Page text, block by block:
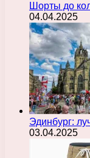
Шорты до
04.04.2025
Эдинбург:
03.04.2025